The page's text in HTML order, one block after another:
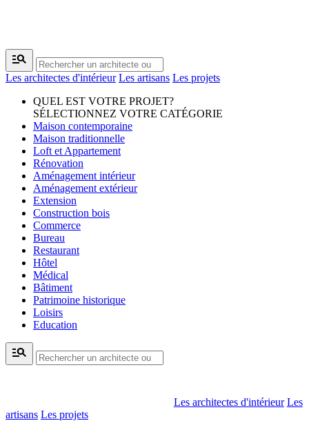
manage_search
Les architectes d'intérieur Les artisans Les projets
QUEL EST VOTRE PROJET?
SÉLECTIONNEZ VOTRE CATÉGORIE
Maison contemporaine
Maison traditionnelle
Loft et Appartement
Rénovation
Aménagement intérieur
Aménagement extérieur
Extension
Construction bois
Commerce
Bureau
Restaurant
Hôtel
Médical
Bâtiment
Patrimoine historique
Loisirs
Education
manage_search
Les architectes d'intérieur Les
artisans Les projets